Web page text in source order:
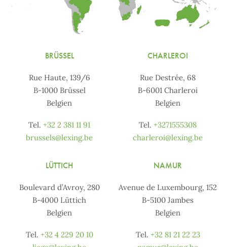
BRÜSSEL
Rue Haute, 139/6
B-1000 Brüssel
Belgien
Tel. +32 2 381 11 91
brussels@lexing.be
CHARLEROI
Rue Destrée, 68
B-6001 Charleroi
Belgien
Tel. +3271555308
charleroi@lexing.be
LÜTTICH
Boulevard d’Avroy, 280
B-4000 Lüttich
Belgien
Tel. +32 4 229 20 10
NAMUR
Avenue de Luxembourg, 152
B-5100 Jambes
Belgien
Tel. +32 81 21 22 23